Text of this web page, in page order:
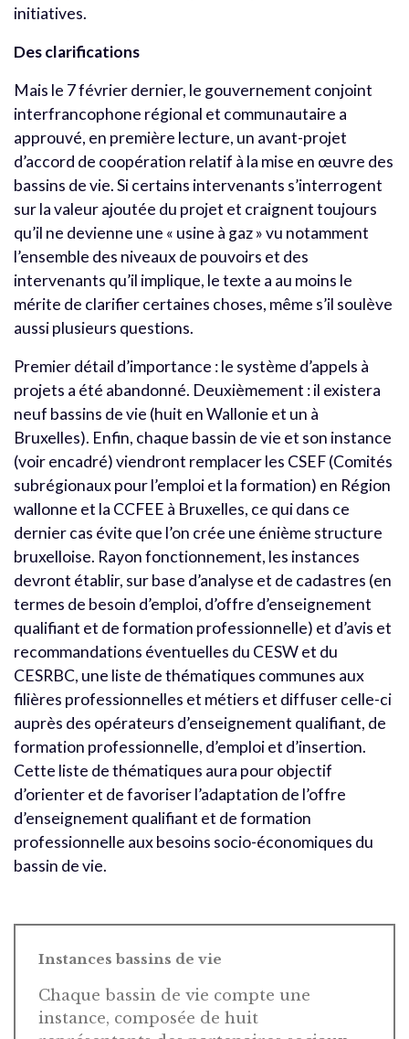
initiatives.
Des clarifications
Mais le 7 février dernier, le gouvernement conjoint
interfrancophone régional et communautaire a
approuvé, en première lecture, un avant-projet
d’accord de coopération relatif à la mise en œuvre des
bassins de vie. Si certains intervenants s’interrogent
sur la valeur ajoutée du projet et craignent toujours
qu’il ne devienne une « usine à gaz » vu notamment
l’ensemble des niveaux de pouvoirs et des
intervenants qu’il implique, le texte a au moins le
mérite de clarifier certaines choses, même s’il soulève
aussi plusieurs questions.
Premier détail d’importance : le système d’appels à
projets a été abandonné. Deuxièmement : il existera
neuf bassins de vie (huit en Wallonie et un à
Bruxelles). Enfin, chaque bassin de vie et son instance
(voir encadré) viendront remplacer les CSEF (Comités
subrégionaux pour l’emploi et la formation) en Région
wallonne et la CCFEE à Bruxelles, ce qui dans ce
dernier cas évite que l’on crée une énième structure
bruxelloise. Rayon fonctionnement, les instances
devront établir, sur base d’analyse et de cadastres (en
termes de besoin d’emploi, d’offre d’enseignement
qualifiant et de formation professionnelle) et d’avis et
recommandations éventuelles du CESW et du
CESRBC, une liste de thématiques communes aux
filières professionnelles et métiers et diffuser celle-ci
auprès des opérateurs d’enseignement qualifiant, de
formation professionnelle, d’emploi et d’insertion.
Cette liste de thématiques aura pour objectif
d’orienter et de favoriser l’adaptation de l’offre
d’enseignement qualifiant et de formation
professionnelle aux besoins socio-économiques du
bassin de vie.
Instances bassins de vie
Chaque bassin de vie compte une
instance, composée de huit